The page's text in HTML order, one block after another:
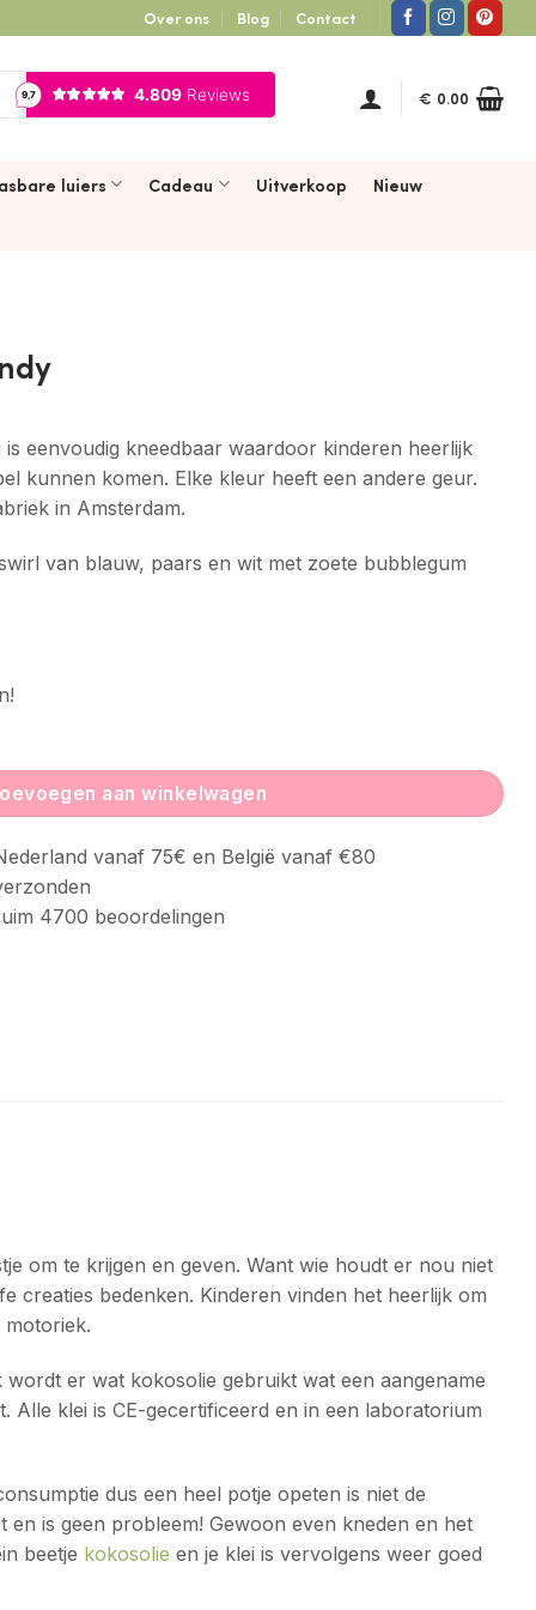
Over ons Blog Contact
€ 0.00
luiers Cadeau Uitverkoop Nieuw
eenvoudig kneedbaar waardoor kinderen heerlijk
kunnen komen. Elke kleur heeft een andere geur.
in Amsterdam.
van blauw, paars en wit met zoete bubblegum
aan winkelwagen
vanaf 75€ en België vanaf €80
4700 beoordelingen
om te krijgen en geven. Want wie houdt er nou niet
creaties bedenken. Kinderen vinden het heerlijk om
er wat kokosolie gebruikt wat een aangename
Alle klei is CE-gecertificeerd en in een laboratorium
dus een heel potje opeten is niet de
is geen probleem! Gewoon even kneden en het
beetje kokosolie en je klei is vervolgens weer goed